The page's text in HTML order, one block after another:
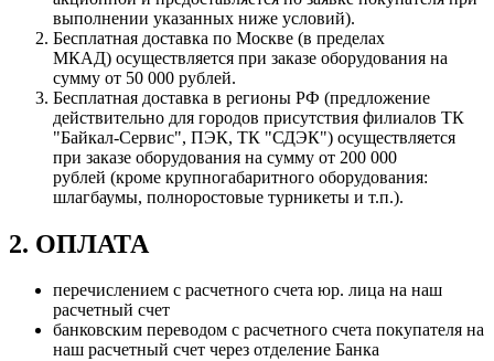
выполнении указанных ниже условий).
Бесплатная доставка по Москве (в пределах
МКАД) осуществляется при заказе оборудования на
сумму от 50 000 рублей.
Бесплатная доставка в регионы РФ (предложение
действительно для городов присутствия филиалов ТК
"Байкал-Сервис", ПЭК, ТК "СДЭК") осуществляется
при заказе оборудования на сумму от 200 000
рублей (кроме крупногабаритного оборудования:
шлагбаумы, полноростовые турникеты и т.п.).
2. ОПЛАТА
перечислением с расчетного счета юр. лица на наш
расчетный счет
банковским переводом с расчетного счета покупателя на
наш расчетный счет через отделение Банка